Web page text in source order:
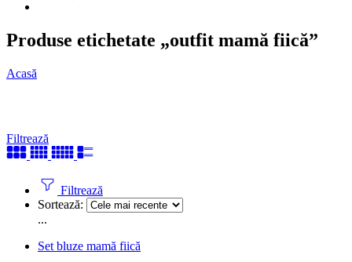
Produse etichetate „outfit mamă fiică”
Acasă
Filtrează
Filtrează
Sortează:
...
Set bluze mamă fiică